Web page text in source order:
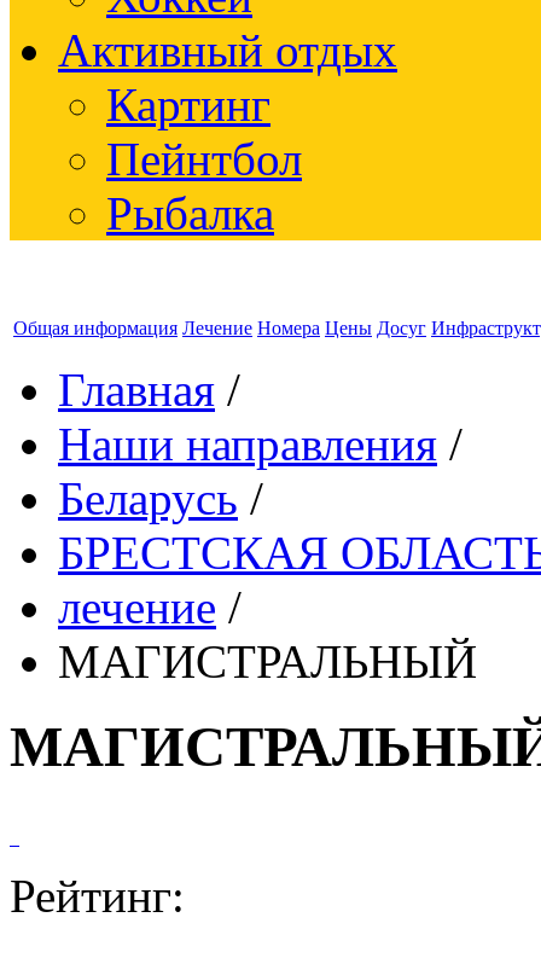
Активный отдых
Картинг
Пейнтбол
Рыбалка
Общая информация Лечение Номера Цены Досуг
Главная /
Наши направления /
Беларусь /
БРЕСТСКАЯ
лечение /
МАГИСТРАЛЬНЫЙ
Рейтинг: